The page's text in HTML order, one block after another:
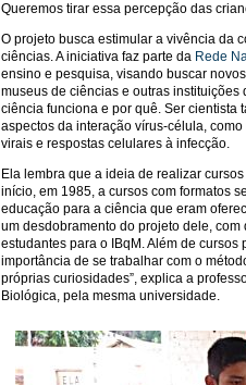
Queremos tirar essa percepção das
O projeto busca estimular a vivência da
ciências. A iniciativa faz parte da Rede
ensino e pesquisa, visando buscar
museus de ciências e outras
ciência funciona e por quê. Ser cientista
aspectos da interação vírus-célula,
virais e respostas celulares à infecção.
Ela lembra que a ideia de realizar
início, em 1985, a cursos com formatos
educação para a ciência que eram
um desdobramento do projeto dele,
estudantes para o IBqM. Além de
importância de se trabalhar com o
próprias curiosidades”, explica a
Biológica, pela mesma universidade.